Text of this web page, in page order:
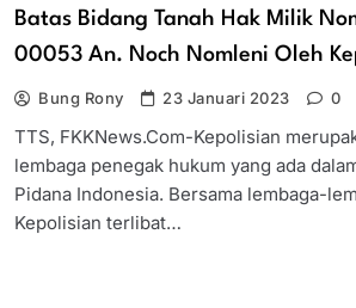
Batas Bidang Tanah Hak Milik
00053 An. Noch Nomleni Oleh
Bung Rony 23 Januari 2023 0
TTS, FKKNews.Com-Kepolisian
lembaga penegak hukum yang ada
Pidana Indonesia. Bersama lembaga-
Kepolisian terlibat…